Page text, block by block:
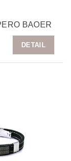
BAOER
DETAIL